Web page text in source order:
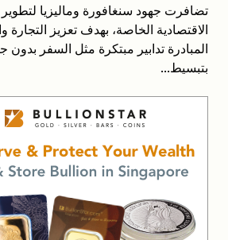
تضافرت جهود سنغافورة وماليزيا
الاقتصادية الخاصة، بهدف تعزيز التجارة
المبادرة تدابير مبتكرة مثل السفر بدون
بتبسيط...